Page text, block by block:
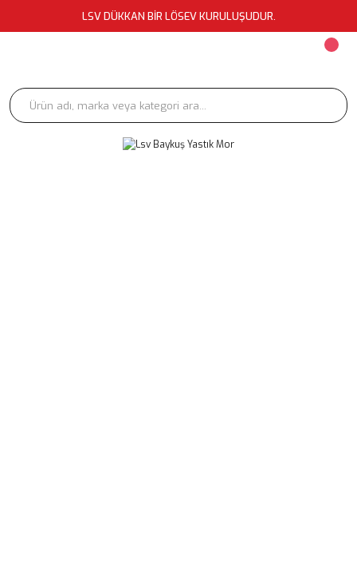
LSV DÜKKAN BİR LÖSEV KURULUŞUDUR.